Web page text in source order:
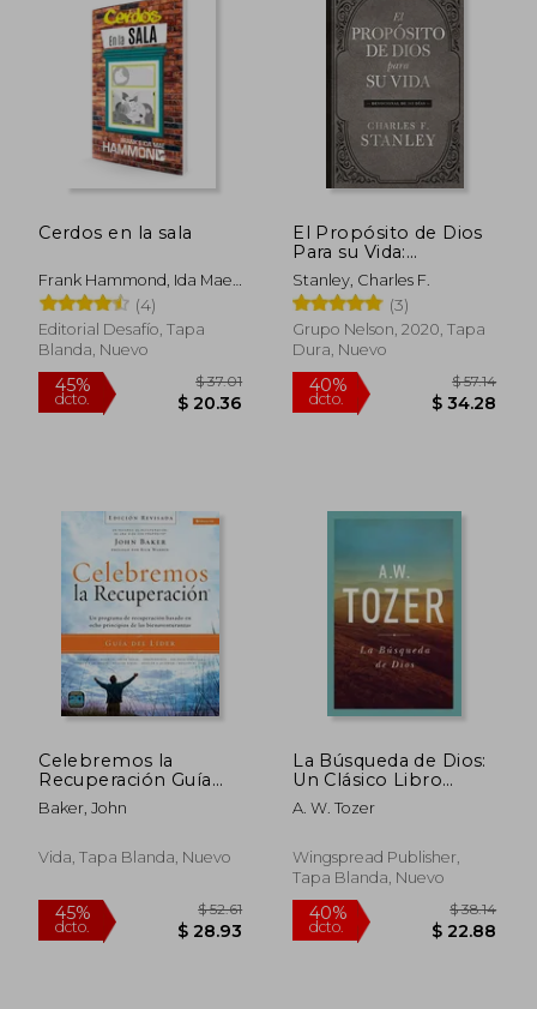
45%
dcto.
45%
dcto.
Cerdos en la sala
Frank Hammond, Ida Mae
Hammond
(4)
Editorial Desafío, Tapa
Blanda, Nuevo
45% $ 37.01
El Propósito de Dios
Para su Vida:
Devocional de 365
Días
Stanley, Charles F.
(3)
Grupo Nelson, 2020, Tapa
Dura, Nuevo
40%
Celebremos la
Recuperación Guía
del Líder - Edición
Revisada: Un
Recuperación Basado
Bienaventuranzas
Baker, John
Vida, Tapa Blanda, Nuevo
La Búsqueda de Dios:
Un Clásico Libro
Devocional
A. W. Tozer
Wingspread Publisher,
Tapa Blanda, Nuevo